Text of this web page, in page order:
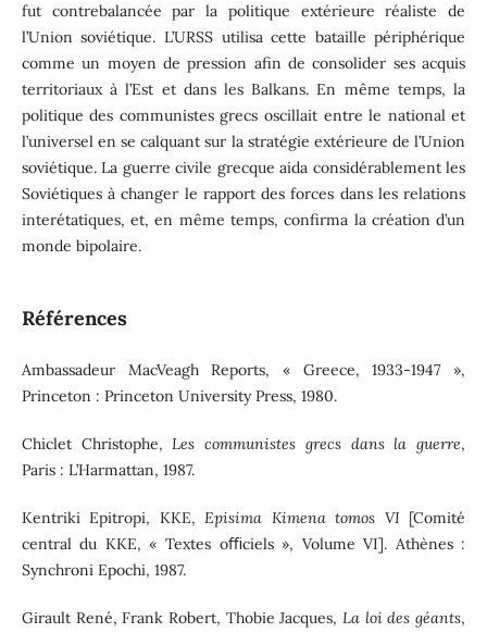
fut contrebalancée par la politique extérieure réaliste de
l’Union soviétique. L’URSS utilisa cette bataille périphérique
comme un moyen de pression afin de consolider ses acquis
territoriaux à l’Est et dans les Balkans. En même temps, la
politique des communistes grecs oscillait entre le national et
l’universel en se calquant sur la stratégie extérieure de l’Union
soviétique. La guerre civile grecque aida considérablement les
Soviétiques à changer le rapport des forces dans les relations
interétatiques, et, en même temps, confirma la création d’un
monde bipolaire.
Références
Ambassadeur MacVeagh Reports, « Greece, 1933-1947 »,
Princeton : Princeton University Press, 1980.
Chiclet Christophe,Les communistes grecs dans la guerre,
Paris : L’Harmattan, 1987.
Kentriki Epitropi, KKE,Episima Kimena tomos VI [Comité
central du KKE, « Textes oﬃciels », Volume VI]. Athènes :
Synchroni Epochi, 1987.
Girault René, Frank Robert, Thobie Jacques,La loi des géants,